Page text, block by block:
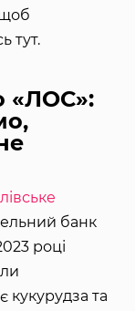
тут.
«ЛОС»:
банк
році
та